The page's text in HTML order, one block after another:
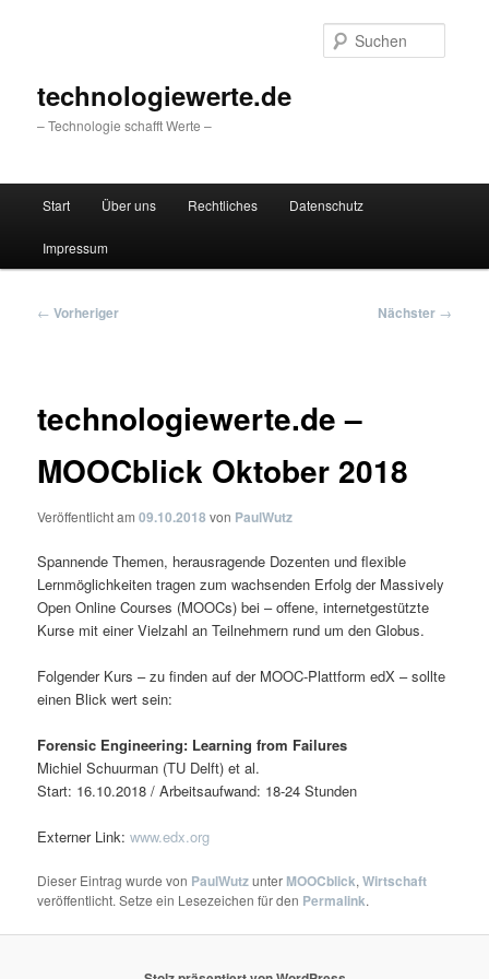
technologiewerte.de
– Technologie schafft Werte –
Start Über uns Rechtliches Datenschutz
Impressum
Beitragsnavigation
← Vorheriger Nächster →
technologiewerte.de –
MOOCblick Oktober 2018
Veröffentlicht am09.10.2018 von PaulWutz
Spannende Themen, herausragende Dozenten und flexible
Lernmöglichkeiten tragen zum wachsenden Erfolg der Massively
Open Online Courses (MOOCs) bei – offene, internetgestützte
Kurse mit einer Vielzahl an Teilnehmern rund um den Globus.
Folgender Kurs – zu finden auf der MOOC-Plattform edX – sollte
einen Blick wert sein:
Forensic Engineering: Learning from Failures
Michiel Schuurman (TU Delft) et al.
Start: 16.10.2018 / Arbeitsaufwand: 18-24 Stunden
Externer Link:www.edx.org
Dieser Eintrag wurde von PaulWutzunter MOOCblick,Wirtschaft
veröffentlicht. Setze ein Lesezeichen für den Permalink.